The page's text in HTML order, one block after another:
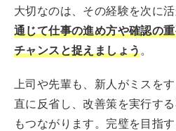
大切なのは、その経験を次に
通じて仕事の進め方や確認の
チャンスと捉えましょう。
上司や先輩も、新人がミスを
直に反省し、改善策を実行す
もつながります。完璧を目指